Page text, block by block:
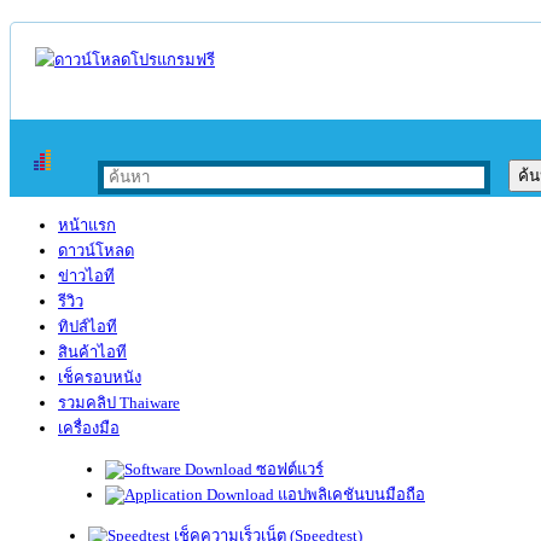
หน้าแรก
ดาวน์โหลด
ข่าวไอที
รีวิว
ทิปส์ไอที
สินค้าไอที
เช็ครอบหนัง
รวมคลิป Thaiware
เครื่องมือ
ซอฟต์แวร์
แอปพลิเคชันบนมือถือ
เช็คความเร็วเน็ต (Speedtest)